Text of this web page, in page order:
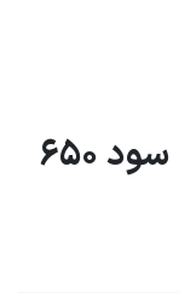
پست چانگ‌پنگ ژائو، جرقه رشد انفجاری میم‌کوین “4”؛ سود ۶۵۰